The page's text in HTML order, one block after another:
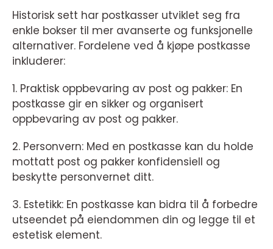
Historisk sett har postkasser utviklet seg fra
enkle bokser til mer avanserte og funksjonelle
alternativer. Fordelene ved å kjøpe postkasse
inkluderer:
1. Praktisk oppbevaring av post og pakker: En
postkasse gir en sikker og organisert
oppbevaring av post og pakker.
2. Personvern: Med en postkasse kan du holde
mottatt post og pakker konfidensiell og
beskytte personvernet ditt.
3. Estetikk: En postkasse kan bidra til å forbedre
utseendet på eiendommen din og legge til et
estetisk element.